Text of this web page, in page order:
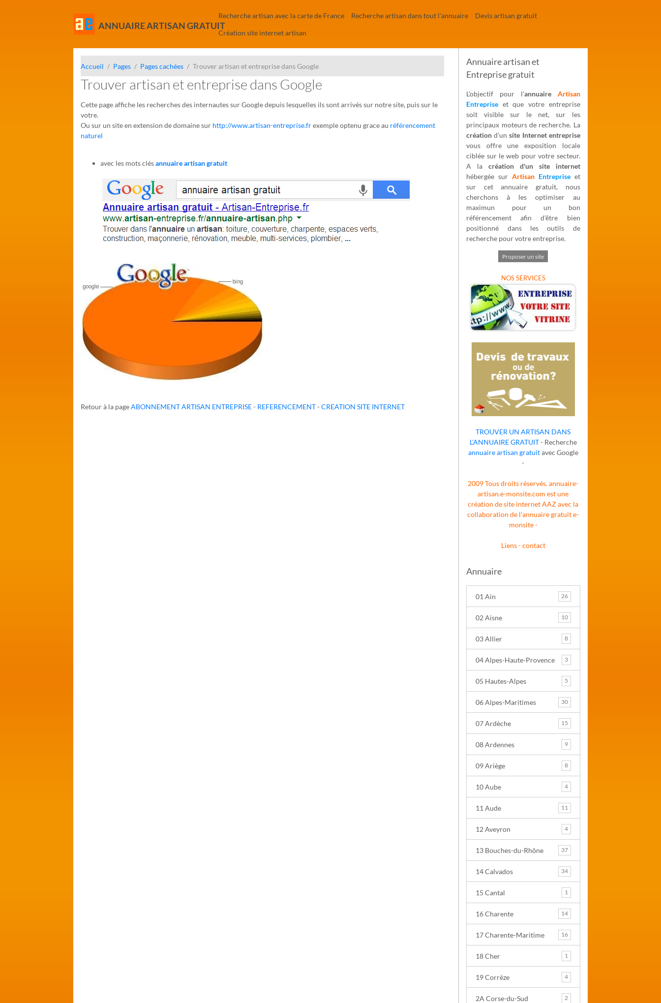
ANNUAIRE ARTISAN GRATUIT
Recherche artisan avec la carte de France Recherche artisan dans tout l'annuaire Devis artisan gratuit
Création site internet artisan
Accueil Pages Pages cachées Trouver artisan et entreprise dans Google
Trouver artisan et entreprise dans Google
Cette page affiche les recherches des internautes sur Google depuis lesquelles ils sont arrivés sur notre site, puis sur le
votre.
Ou sur un site en extension de domaine sur http://www.artisan-entreprise.frexemple optenu grace au référencement
naturel
avec les mots clésannuaire artisan gratuit
Retour à la pageABONNEMENT ARTISAN ENTREPRISE- REFERENCEMENT-CREATION SITE INTERNET
Annuaire artisan et
Entreprise gratuit
L'objectif pour l'annuaire Artisan
Entreprise et que votre entreprise
soit visible sur le net, sur les
principaux moteurs de recherche. La
création d’unsite Internet entreprise
vous offre une exposition locale
ciblée sur le web pour votre secteur.
A lacréation d'un site internet
hébergée sur Artisan Entrepriseet
sur cet annuaire gratuit, nous
cherchons à les optimiser au
maximun pour un bon
référencement afin d'être bien
positionné dans les outils de
recherche pour votre entreprise.
Proposer un site
NOS SERVICES
TROUVER UN ARTISAN DANS
L'ANNUAIRE GRATUIT- Recherche
annuaire artisan gratuitavec Google
-
2009 Tous droits réservés. annuaire-
artisan.e-monsite.com est une
création de site internet AAZ avec la
collaboration de l'annuaire gratuite-
monsite-
Liens-contact
Annuaire
01 Ain 26
02 Aisne 10
03 Allier 8
04 Alpes-Haute-Provence 3
05 Hautes-Alpes 5
06 Alpes-Maritimes 30
07 Ardèche 15
08 Ardennes 9
09 Ariège 8
10 Aube 4
11 Aude 11
12 Aveyron 4
13 Bouches-du-Rhône 37
14 Calvados 34
15 Cantal 1
16 Charente 14
17 Charente-Maritime 16
18 Cher 1
19 Corrèze 4
2A Corse-du-Sud 2